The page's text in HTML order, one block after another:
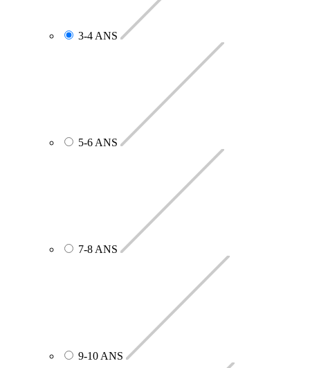
3-4 ANS
5-6 ANS
7-8 ANS
9-10 ANS